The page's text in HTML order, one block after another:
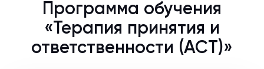
Программа обучения
«Терапия принятия и
ответственности (АСТ)»